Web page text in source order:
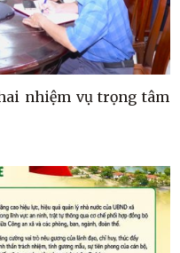
nhiệm vụ trọng tâm